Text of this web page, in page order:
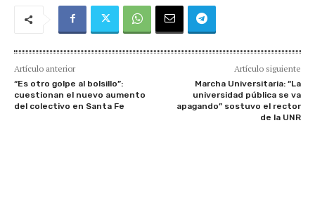
Artículo anterior
“Es otro golpe al bolsillo”:
cuestionan el nuevo aumento
del colectivo en Santa Fe
Artículo siguiente
Marcha Universitaria: “La
universidad pública se va
apagando” sostuvo el rector
de la UNR